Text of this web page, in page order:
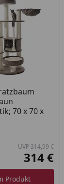
70 x 70 x
UVP 314,99 €
314 €
Produkt